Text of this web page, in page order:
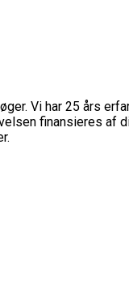
Vi har 25 års
finansieres af